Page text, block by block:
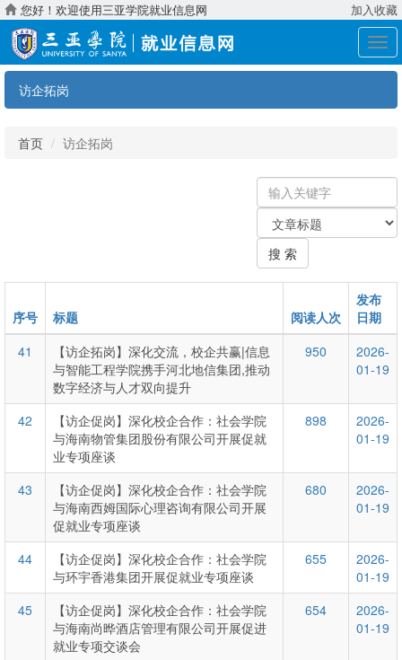
您好！欢迎使用三亚学院就业信息网 加入收藏
展
开
访企拓岗
首页 访企拓岗
输
入
键
字：
关
键
类
型
搜 索
序号 标题 阅读人次
发布
日期
41
【访企拓岗】深化交流，校企共赢|信息
与智能工程学院携手河北地信集团,推动
数字经济与人才双向提升
950
2026-
01-19
42
【访企促岗】深化校企合作：社会学院
与海南物管集团股份有限公司开展促就
业专项座谈
898
2026-
01-19
43
【访企促岗】深化校企合作：社会学院
与海南西姆国际心理咨询有限公司开展
促就业专项座谈
680
2026-
01-19
44
【访企促岗】深化校企合作：社会学院
与环宇香港集团开展促就业专项座谈
655
2026-
01-19
45
【访企促岗】深化校企合作：社会学院
与海南尚晔酒店管理有限公司开展促进
就业专项交谈会
654
2026-
01-19